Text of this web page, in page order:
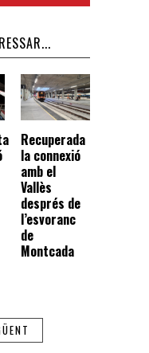
Recuperada
la connexió
amb el
Vallès
després de
l’esvoranc
de
Montcada